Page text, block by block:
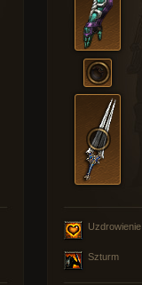
Uzdrowienie
Szturm